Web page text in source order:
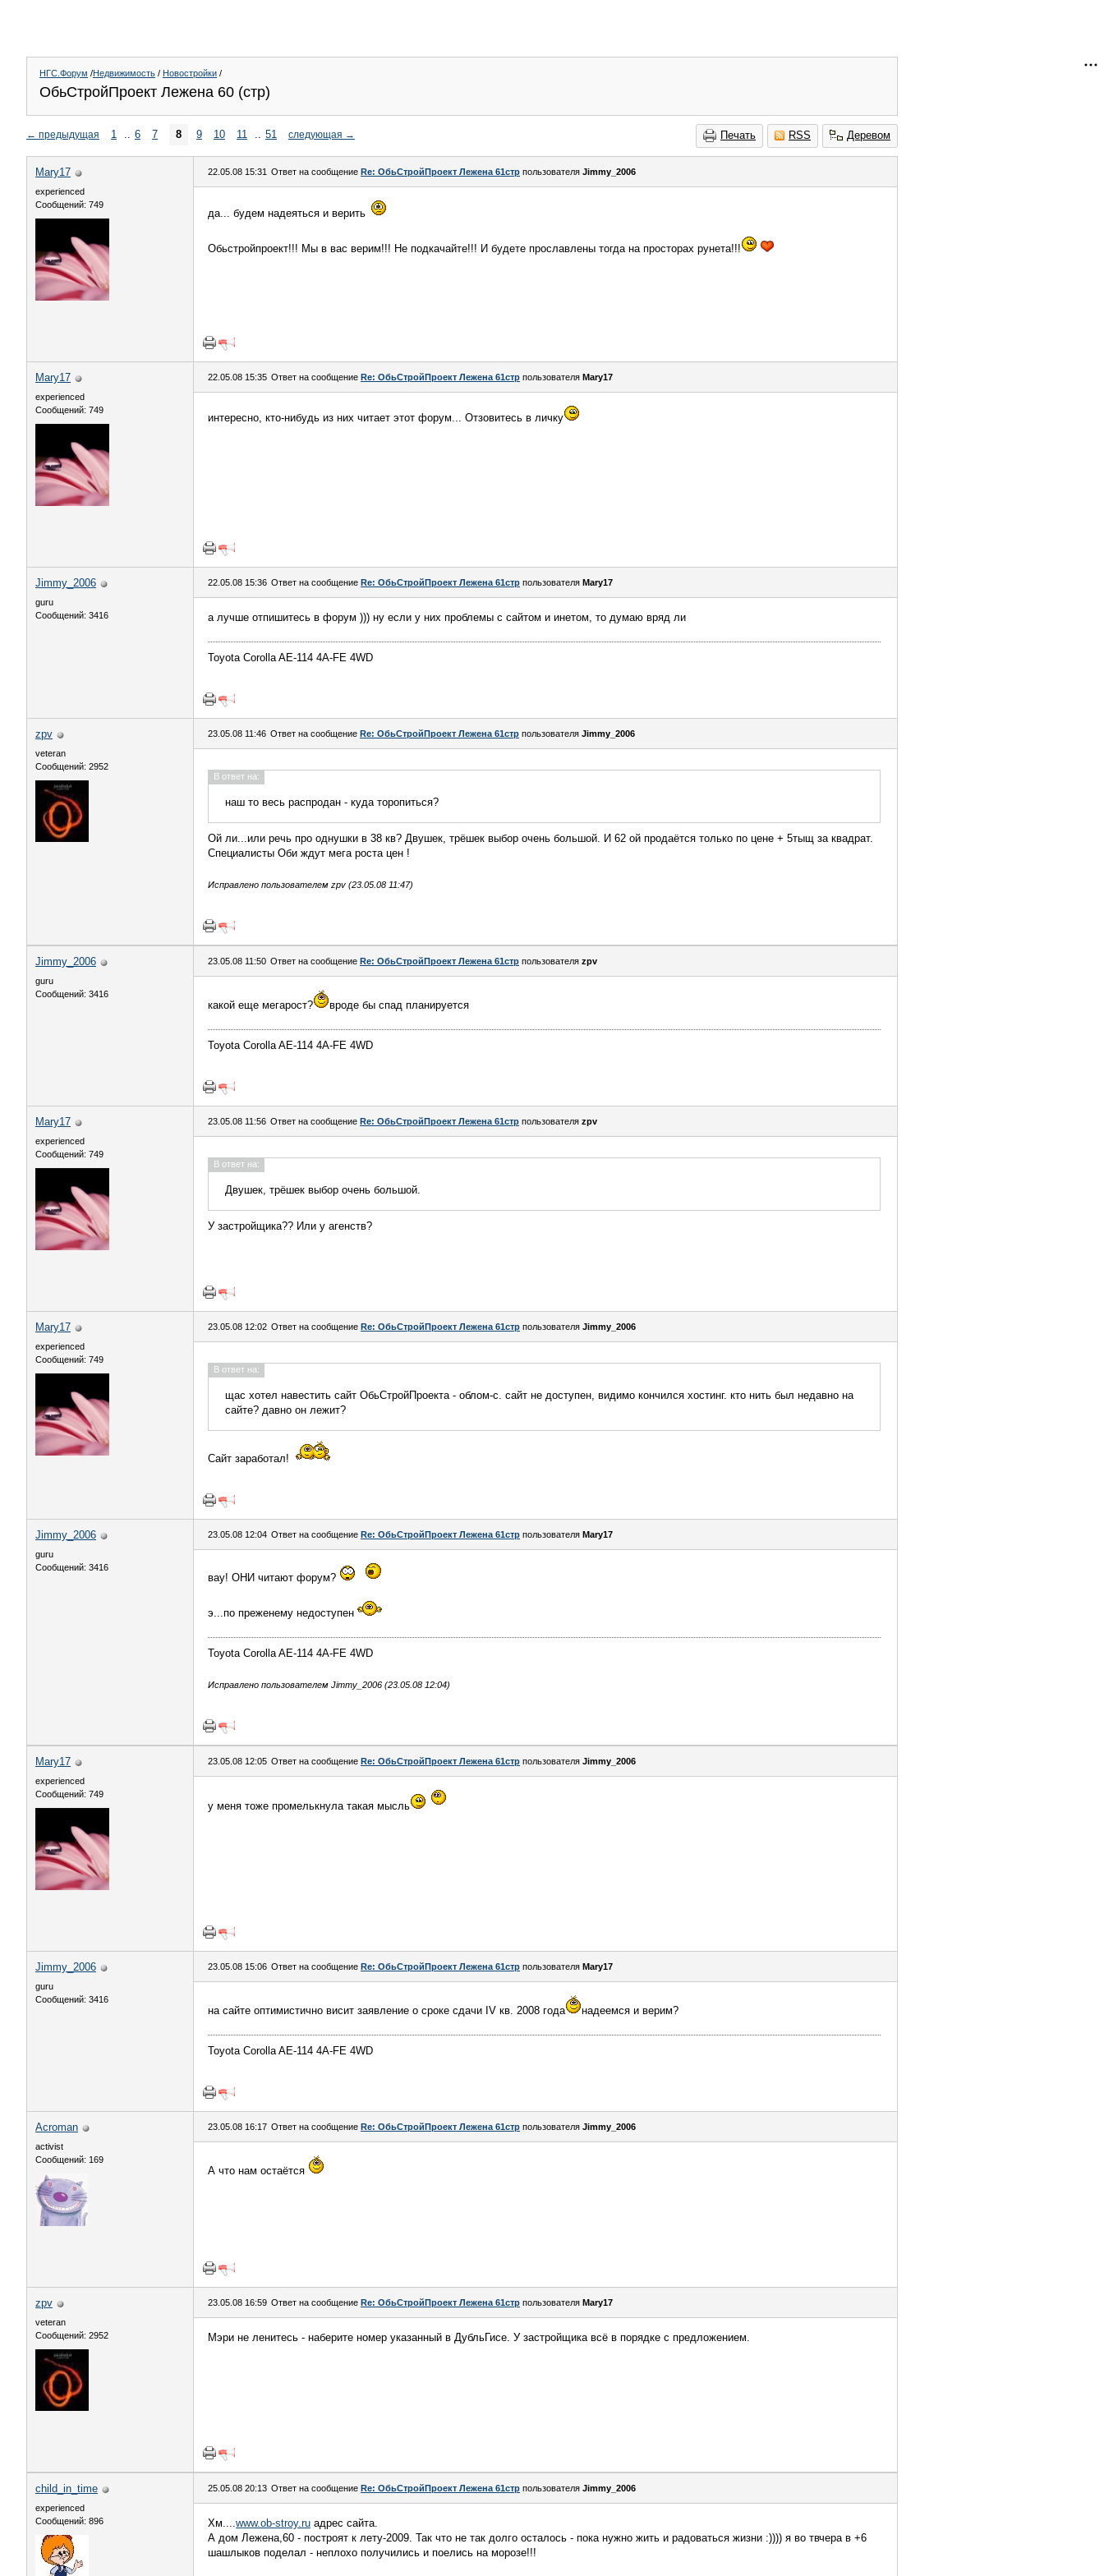
НГС.Форум /Недвижимость / Новостройки /
ОбьСтройПроект Лежена 60 (стр)
Печать RSS Деревом
← предыдущая 1 .. 6 7 8 9 10 11 .. 51 следующая →
Mary17
experienced
Сообщений: 749
22.05.08 15:31 Ответ на сообщение Re: ОбьСтройПроект Лежена 61стр пользователя Jimmy_2006
да... будем надеяться и верить
Обьстройпроект!!! Мы в вас верим!!! Не подкачайте!!! И будете прославлены тогда на просторах рунета!!!
Mary17
experienced
Сообщений: 749
22.05.08 15:35 Ответ на сообщение Re: ОбьСтройПроект Лежена 61стр пользователя Mary17
интересно, кто-нибудь из них читает этот форум... Отзовитесь в личку
Jimmy_2006
guru
Сообщений: 3416
22.05.08 15:36 Ответ на сообщение Re: ОбьСтройПроект Лежена 61стр пользователя Mary17
а лучше отпишитесь в форум ))) ну если у них проблемы с сайтом и инетом, то думаю вряд ли
Toyota Corolla AE-114 4A-FE 4WD
zpv
veteran
Сообщений: 2952
23.05.08 11:46 Ответ на сообщение Re: ОбьСтройПроект Лежена 61стр пользователя Jimmy_2006
В ответ на:
наш то весь распродан - куда торопиться?
Ой ли...или речь про однушки в 38 кв? Двушек, трёшек выбор очень большой. И 62 ой продаётся только по цене + 5тыщ за квадрат.
Специалисты Оби ждут мега роста цен !
Исправлено пользователем zpv (23.05.08 11:47)
Jimmy_2006
guru
Сообщений: 3416
23.05.08 11:50 Ответ на сообщение Re: ОбьСтройПроект Лежена 61стр пользователя zpv
какой еще мегарост? вроде бы спад планируется
Toyota Corolla AE-114 4A-FE 4WD
Mary17
experienced
Сообщений: 749
23.05.08 11:56 Ответ на сообщение Re: ОбьСтройПроект Лежена 61стр пользователя zpv
В ответ на:
Двушек, трёшек выбор очень большой.
У застройщика?? Или у агенств?
Mary17
experienced
Сообщений: 749
23.05.08 12:02 Ответ на сообщение Re: ОбьСтройПроект Лежена 61стр пользователя Jimmy_2006
В ответ на:
щас хотел навестить сайт ОбьСтройПроекта - облом-с. сайт не доступен, видимо кончился хостинг. кто нить был недавно на
сайте? давно он лежит?
Сайт заработал!
Jimmy_2006
guru
Сообщений: 3416
23.05.08 12:04 Ответ на сообщение Re: ОбьСтройПроект Лежена 61стр пользователя Mary17
вау! ОНИ читают форум?
э...по преженему недоступен
Toyota Corolla AE-114 4A-FE 4WD
Исправлено пользователем Jimmy_2006 (23.05.08 12:04)
Mary17
experienced
Сообщений: 749
23.05.08 12:05 Ответ на сообщение Re: ОбьСтройПроект Лежена 61стр пользователя Jimmy_2006
у меня тоже промелькнула такая мысль
Jimmy_2006
guru
Сообщений: 3416
23.05.08 15:06 Ответ на сообщение Re: ОбьСтройПроект Лежена 61стр пользователя Mary17
на сайте оптимистично висит заявление о сроке сдачи IV кв. 2008 года надеемся и верим?
Toyota Corolla AE-114 4A-FE 4WD
Acroman
activist
Сообщений: 169
23.05.08 16:17 Ответ на сообщение Re: ОбьСтройПроект Лежена 61стр пользователя Jimmy_2006
А что нам остаётся
zpv
veteran
Сообщений: 2952
23.05.08 16:59 Ответ на сообщение Re: ОбьСтройПроект Лежена 61стр пользователя Mary17
Мэри не ленитесь - наберите номер указанный в ДубльГисе. У застройщика всё в порядке с предложением.
child_in_time
experienced
Сообщений: 896
25.05.08 20:13 Ответ на сообщение Re: ОбьСтройПроект Лежена 61стр пользователя Jimmy_2006
Хм....www.ob-stroy.ru адрес сайта.
А дом Лежена,60 - построят к лету-2009. Так что не так долго осталось - пока нужно жить и радоваться жизни :)))) я во твчера в +6
шашлыков поделал - неплохо получились и поелись на морозе!!!